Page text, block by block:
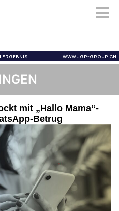
mit „Hallo Mama“-
Betrug